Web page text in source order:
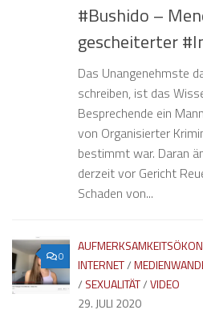
#Bushido –
gescheiterter
Das Unangenehmste
schreiben, ist das
Besprechende ein
von Organisierter
bestimmt war. Daran
derzeit vor Gericht
Schaden von...
0
INTERNET/
/ SEXUALITÄT/VIDEO
29. JULI 2020